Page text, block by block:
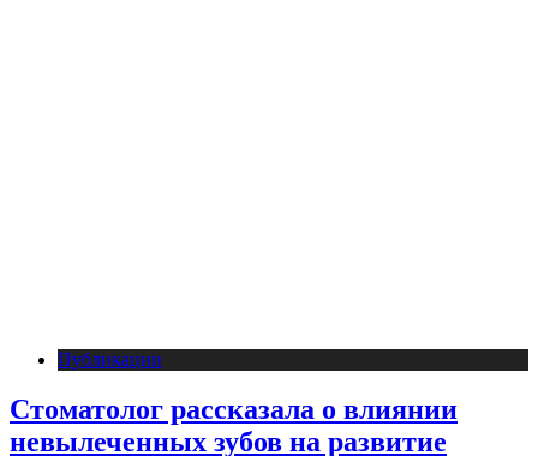
Публикации
Стоматолог рассказала о влиянии
невылеченных зубов на развитие